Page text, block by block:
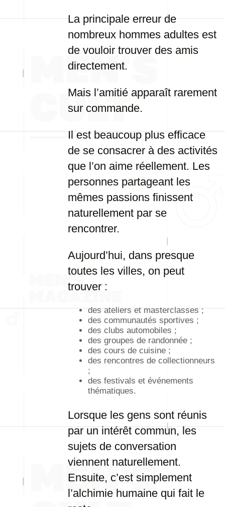
La principale erreur de
nombreux hommes adultes est
de vouloir trouver des amis
directement.
Mais l’amitié apparaît rarement
sur commande.
Il est beaucoup plus efficace
de se consacrer à des activités
que l’on aime réellement. Les
personnes partageant les
mêmes passions finissent
naturellement par se
rencontrer.
Aujourd’hui, dans presque
toutes les villes, on peut
trouver :
des ateliers et masterclasses ;
des communautés sportives ;
des clubs automobiles ;
des groupes de randonnée ;
des cours de cuisine ;
des rencontres de collectionneurs
;
des festivals et événements
thématiques.
Lorsque les gens sont réunis
par un intérêt commun, les
sujets de conversation
viennent naturellement.
Ensuite, c’est simplement
l’alchimie humaine qui fait le